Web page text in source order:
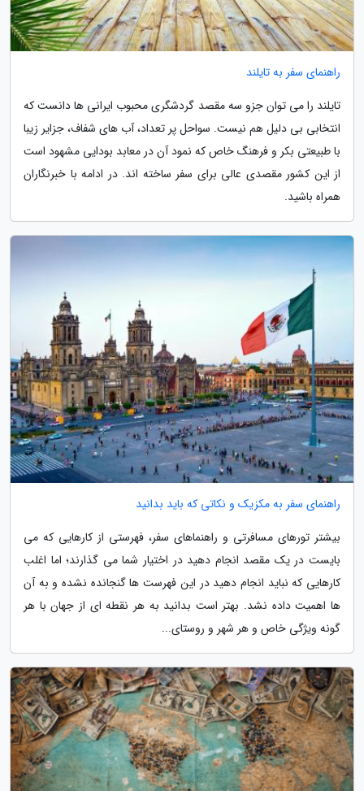
راهنمای سفر به تایلند
تایلند را می توان جزو سه مقصد گردشگری محبوب ایرانی ها دانست که
انتخابی بی دلیل هم نیست. سواحل پر تعداد، آب های شفاف، جزایر زیبا
با طبیعتی بکر و فرهنگ خاص که نمود آن در معابد بودایی مشهود است
از این کشور مقصدی عالی برای سفر ساخته اند. در ادامه با خبرنگاران
همراه باشید.
راهنمای سفر به مکزیک و نکاتی که باید بدانید
بیشتر تورهای مسافرتی و راهنماهای سفر، فهرستی از کارهایی که می
بایست در یک مقصد انجام دهید در اختیار شما می گذارند؛ اما اغلب
کارهایی که نباید انجام دهید در این فهرست ها گنجانده نشده و به آن
ها اهمیت داده نشد. بهتر است بدانید به هر نقطه ای از جهان با هر
گونه ویژگی خاص و هر شهر و روستای...